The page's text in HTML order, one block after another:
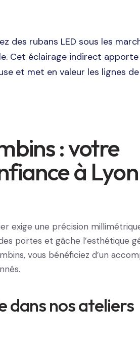
des rubans LED sous les
Cet éclairage indirect
et met en valeur les lignes
: votre
à Lyon
exige une précision
portes et gâche l’esthétique
vous bénéficiez d’un
dans nos ateliers